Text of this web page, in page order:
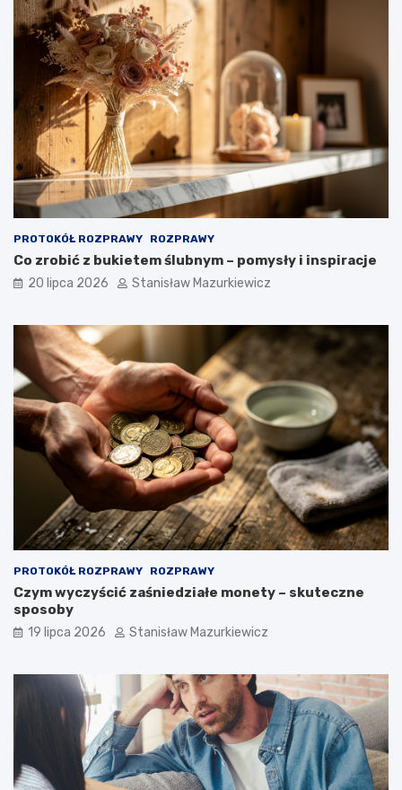
PROTOKÓŁ ROZPRAWY ROZPRAWY
Co zrobić z bukietem ślubnym – pomysły i inspiracje
20 lipca 2026 Stanisław Mazurkiewicz
PROTOKÓŁ ROZPRAWY ROZPRAWY
Czym wyczyścić zaśniedziałe monety – skuteczne
sposoby
19 lipca 2026 Stanisław Mazurkiewicz